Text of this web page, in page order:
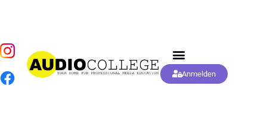
Anmelden